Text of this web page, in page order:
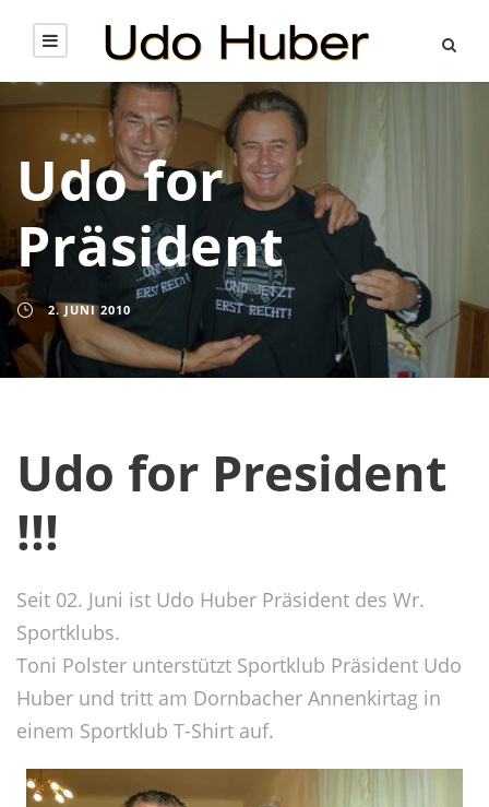
Udo for
Präsident
2. JUNI 2010
Udo for President
!!!
Seit 02. Juni ist Udo Huber Präsident des Wr.
Sportklubs.
Toni Polster unterstützt Sportklub Präsident Udo
Huber und tritt am Dornbacher Annenkirtag in
einem Sportklub T-Shirt auf.